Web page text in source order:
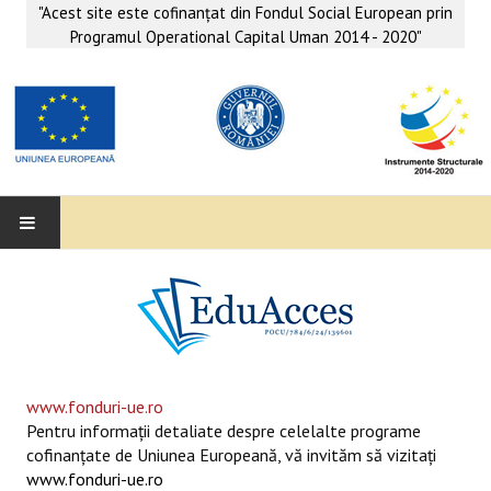
"Acest site este cofinanţat din Fondul Social European prin
Programul Operational Capital Uman 2014 - 2020"
SUPORT EDUCAȚIONAL MATEMATICĂ- INFORMATICĂ
SERVICII PSIHO-SOCIALE
www.fonduri-ue.ro
Pentru informaţii detaliate despre celelalte programe
cofinanţate de Uniunea Europeană, vă invităm să vizitaţi
www.fonduri-ue.ro